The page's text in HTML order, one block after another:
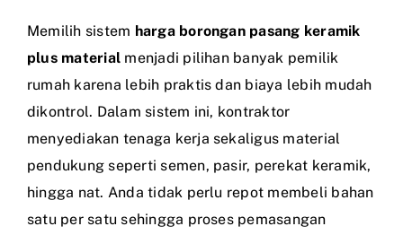
Memilih sistem harga borongan pasang keramik
plus material menjadi pilihan banyak pemilik
rumah karena lebih praktis dan biaya lebih mudah
dikontrol. Dalam sistem ini, kontraktor
menyediakan tenaga kerja sekaligus material
pendukung seperti semen, pasir, perekat keramik,
hingga nat. Anda tidak perlu repot membeli bahan
satu per satu sehingga proses pemasangan